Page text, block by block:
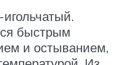
быстрым
и остыванием,